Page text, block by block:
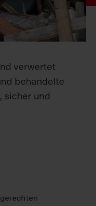
verwertet
behandelte
sicher und